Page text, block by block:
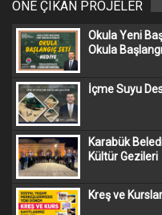
ÖNE ÇIKAN PROJELER
Okula Yeni
Okula
İçme Suyu
Karabük
Kültür Gezileri
Kreş ve Kurslar